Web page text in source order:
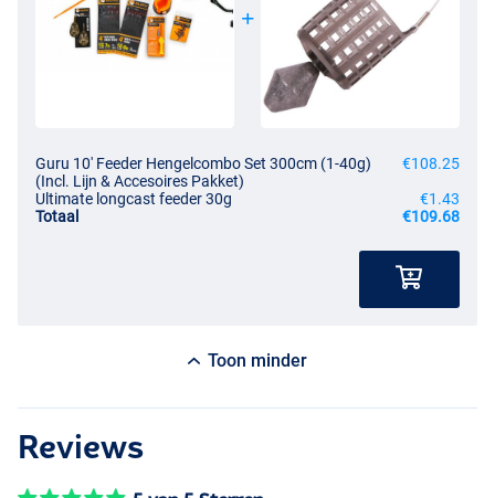
Guru 10' Feeder Hengelcombo Set 300cm (1-40g)
(Incl. Lijn & Accesoires Pakket)
€108.25
Ultimate longcast feeder 30g
€1.43
Totaal
€109.68
Toon minder
Reviews